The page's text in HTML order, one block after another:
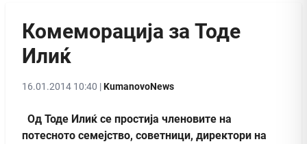
Комеморација за Тоде
Илиќ
16.01.2014 10:40 |KumanovoNews
Од Тоде Илиќ се простија членовите на
потесното семејство, советници, директори на